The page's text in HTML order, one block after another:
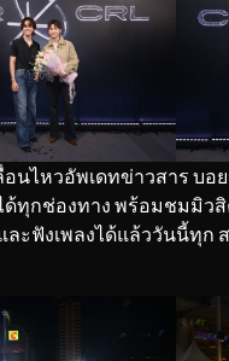
ไหวอัพเดทข่าวสาร บอย
ด้ทุกช่องทาง พร้อมชมมิวสิ
ละฟังเพลงได้แล้ววันนี้ทุ